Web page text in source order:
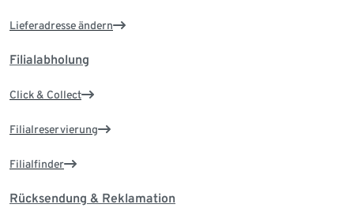
Lieferadresse ändern
Filialabholung
Click & Collect
Filialreservierung
Filialfinder
Rücksendung & Reklamation